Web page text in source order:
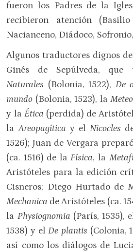
fueron los Padres de la
recibieron atención
Nacianceno, Diádoco,
Algunos traductores dignos
Ginés de Sepúlveda,
Naturales (Bolonia, 1522), De
mundo (Bolonia, 1523), la
y la Ética (perdida) de
laAreopagítica y elNicocles
1526); Juan de Vergara
(ca. 1516) de laFísica, la
Aristóteles para la edición
Cisneros; Diego Hurtado de
Mechanica de Aristóteles (ca.
la Physiognomia (París, 1535),
1538) y elDe plantis (Colonia,
así como los diálogos de